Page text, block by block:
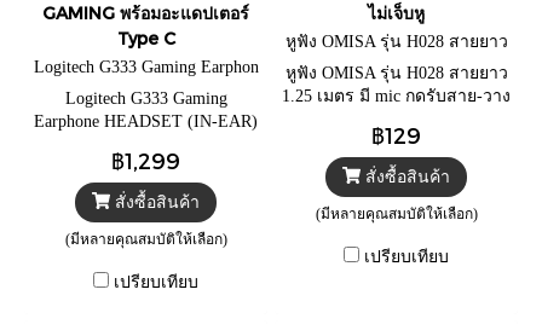
GAMING พร้อมอะแดปเตอร์
Type C
Logitech G333 Gaming Earphon
e HEADSET (IN-EAR) = Black
Logitech G333 Gaming
Earphone HEADSET (IN-EAR)
พร้อมอะแดปเตอร์ Type C
฿1,299
สั่งซื้อสินค้า
(มีหลายคุณสมบัติให้เลือก)
เปรียบเทียบ
ไม่เจ็บหู
หูฟัง OMISA รุ่น H028 สายยาว
1.25 เมตร = White
หูฟัง OMISA รุ่น H028 สายยาว
1.25 เมตร มี mic กดรับสาย-วาง
฿129
สั่งซื้อสินค้า
(มีหลายคุณสมบัติให้เลือก)
เปรียบเทียบ